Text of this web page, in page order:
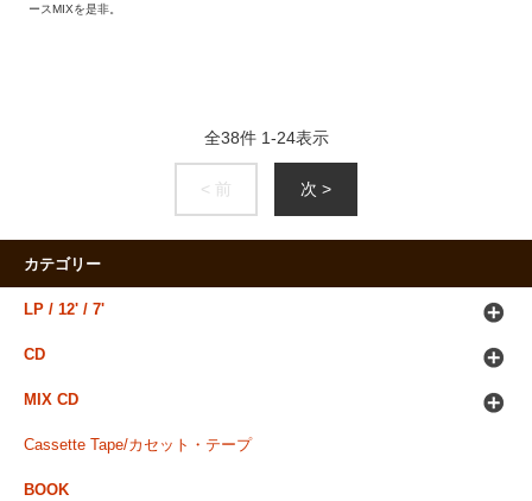
ースMIXを是非。
全38件 1-24表示
< 前 次 >
カテゴリー
LP / 12' / 7'
CD
MIX CD
Cassette Tape/カセット・テープ
BOOK